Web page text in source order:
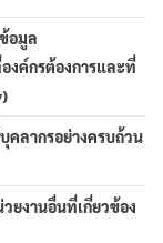
อมูล
งค์กรต้องการและที่
คลากรอย่างครบถ้วน
ยงานอื่นที่เกี่ยวข้อง